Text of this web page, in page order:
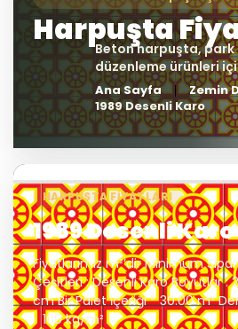
Ana Sayfa Zemin
1989 Desenli Karo
HARPUSTA FIYATLARI
1989 Desenli Karo
Fiyatlarımız m²’dir Minimum
Çeşitleri : Desenli Karo Boyutlar :
cm Bir Palet İçeriği * 30.00 m²
: 100 kg/m²